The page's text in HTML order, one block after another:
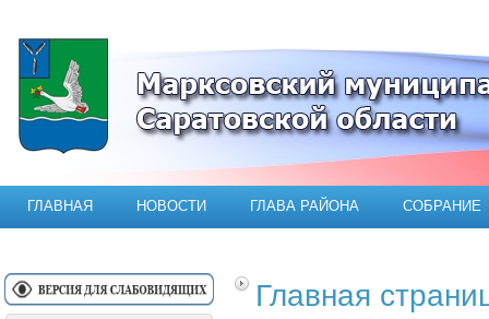
Официальный сайт Марксовского
ГЛАВНАЯ НОВОСТИ ГЛАВА РАЙОНА СОБРАНИЕ
Главная